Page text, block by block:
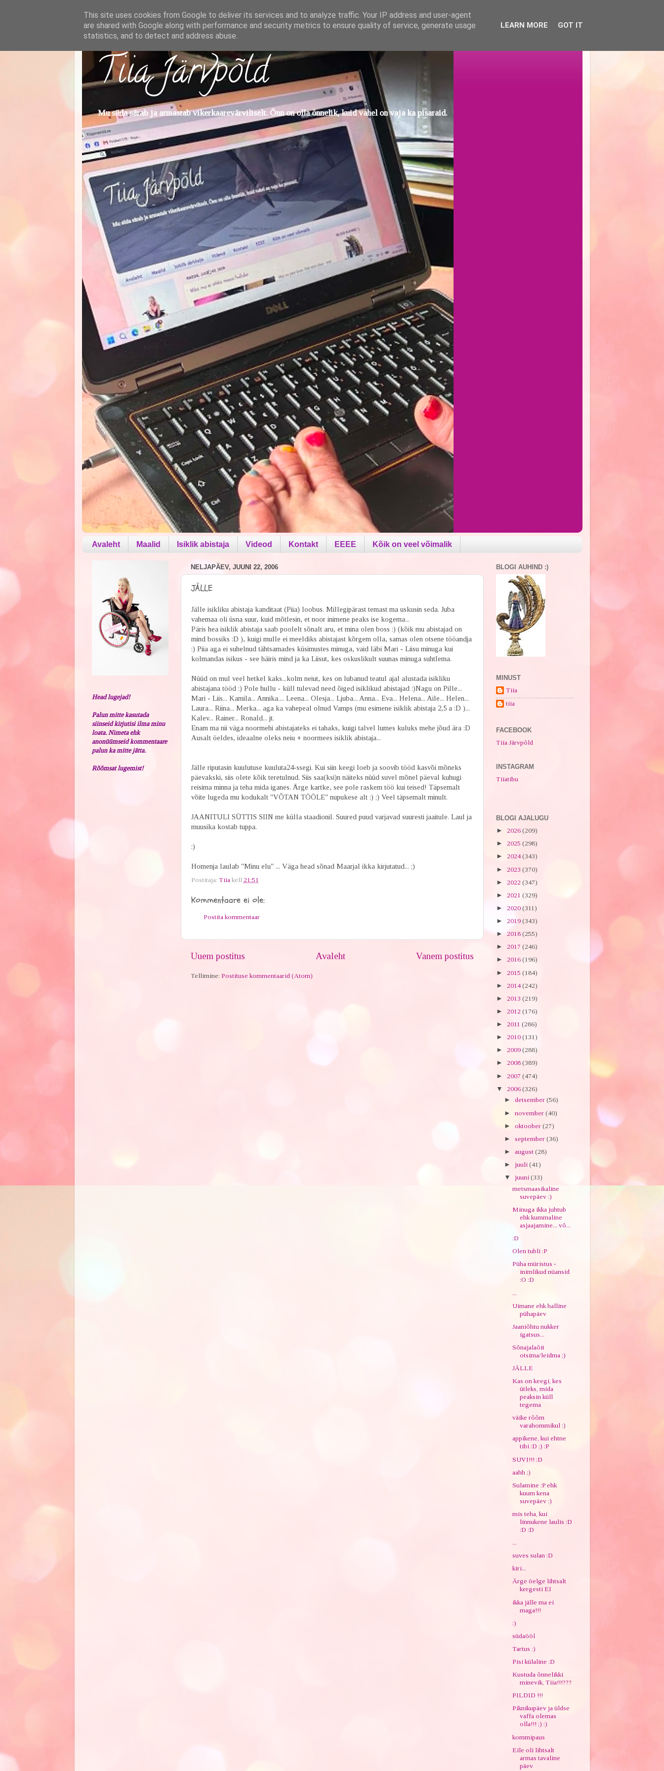
Tiia Järvpõld
Mu süda särab ja armastab vikerkaarevärviliselt. Õnn on olla õnnelik, kuid vahel on vaja ka pisaraid.
Avaleht Maalid Isiklik abistaja Videod Kontakt EEEE Kõik on veel võimalik
NELJAPÄEV, JUUNI 22, 2006
JÄLLE
Jälle isikliku abistaja kanditaat (Piia) loobus. Millegipärast temast ma uskusin seda. Juba
vahemaa oli üsna suur, kuid mõtlesin, et noor inimene peaks ise kogema...
Päris hea isiklik abistaja saab poolelt sõnalt aru, et mina olen boss :) (kõik mu abistajad on
mind bossiks :D ), kuigi mulle ei meeldiks abistajast kõrgem olla, samas olen otsene tööandja
:) Piia aga ei suhelnud tähtsamades küsimustes minuga, vaid läbi Mari - Liisu minuga kui
kolmandas isikus - see häiris mind ja ka Liisut, kes oskuslikult suunas minuga suhtlema.
Nüüd on mul veel hetkel kaks...kolm neiut, kes on lubanud teatul ajal alustada isikliku
abistajana tööd :) Pole hullu - küll tulevad need õiged isiklikud abistajad :)Nagu on Pille...
Mari - Liis... Kamila... Annika.... Leena... Olesja... Ljuba... Anna... Eva... Helena... Aile... Helen...
Laura... Riina... Merka... aga ka vahepeal olnud Vamps (mu esimene isiklik abistaja 2,5 a :D )...
Kalev... Rainer... Ronald... jt.
Enam ma nii väga noormehi abistajateks ei tahaks, kuigi talvel lumes kuluks mehe jõud ära :D
Ausalt öeldes, ideaalne oleks neiu + noormees isiklik abistaja...
Jälle riputasin kuulutuse kuuluta24-ssegi. Kui siin keegi loeb ja soovib tööd kasvõi mõneks
päevakski, siis olete kõik teretulnud. Siis saa(ksi)n näiteks nüüd suvel mõnel päeval kuhugi
reisima minna ja teha mida iganes. Ärge kartke, see pole raskem töö kui teised! Täpsemalt
võite lugeda mu kodukalt "VÕTAN TÖÖLE" nupukese alt :) ;) Veel täpsemalt minult.
JAANITULI SÜTTIS SIIN me külla staadionil. Suured puud varjavad suuresti jaaitule. Laul ja
muusika kostab tuppa.
:)
Homenja laulab "Minu elu" ... Väga head sõnad Maarjal ikka kirjutatud... ;)
Postitaja: Tiia kell 21:51
Kommentaare ei ole:
Postita kommentaar
Uuem postitus Vanem postitus
Avaleht
Tellimine: Postituse kommentaarid (Atom)
Head lugejad!
Palun mitte kasutada
siinseid kirjutisi ilma minu
loata. Nimeta ehk
anonüümseid kommentaare
palun ka mitte jätta.
Rõõmsat lugemist!
BLOGI AUHIND :)
MINUST
Tiia
tiia
FACEBOOK
Tiia Järvpõld
INSTAGRAM
Tiiatibu
BLOGI AJALUGU
► 2026 (209)
► 2025 (298)
► 2024(343)
► 2023 (370)
► 2022 (347)
► 2021 (329)
► 2020 (311)
► 2019 (343)
► 2018 (255)
► 2017 (246)
► 2016 (196)
► 2015 (184)
► 2014(242)
► 2013 (219)
► 2012 (176)
► 2011 (286)
► 2010 (131)
► 2009 (288)
► 2008 (389)
► 2007 (474)
▼ 2006 (326)
► detsember (56)
► november (40)
► oktoober (27)
► september (36)
► august (28)
► juuli (41)
▼ juuni (33)
metsmaasikaline
suvepäev :)
Minuga ikka juhtub
ehk kummaline
asjaajamine... võ...
:D
Olen tubli :P
Püha müristus -
inimlikud nüansid
:O :D
...
Uimane ehk halline
pühapäev
Jaaniõhtu nukker
igatsus...
Sõnajalaõit
otsima/leidma ;)
JÄLLE
Kas on keegi, kes
ütleks, mida
peaksin küll
tegema
väike rõõm
varahommikul :)
appikene, kui ehtne
tibi :D ;) :P
SUVI!!! :D
aahh ;)
Sulamine :P ehk
kuum kena
suvepäev :)
mis teha, kui
linnukene laulis :D
:D :D
...
suves sulan :D
kiri...
Ärge öelge lihtsalt
kergesti EI
ikka jälle ma ei
maga!!!
:)
südaööl
Tartus :)
Pisi külaline :D
Kustuda õnnelikki
minevik, Tiia!!!???
PILDID !!!
Piknikupäev ja üldse
vaffa olemas
olla!!! ;) :)
kommipaus
Eile oli lihtsalt
armas tavaline
päev
This site uses cookies from Google to deliver its services and to analyze traffic. Your IP address and user-agent
are shared with Google along with performance and security metrics to ensure quality of service, generate usage
statistics, and to detect and address abuse.
LEARN MORE GOT IT